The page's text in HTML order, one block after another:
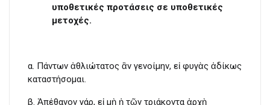
υποθετικές προτάσεις σε υποθετικές
μετοχές.
α. Πάντων ἀθλιώτατος ἂν γενοίμην, εἰ φυγὰς ἀδίκως
καταστήσομαι.
β. Ἀπέθανον γάρ, εἰ μὴ ἡ τῶν τριάκοντα ἀρχὴ